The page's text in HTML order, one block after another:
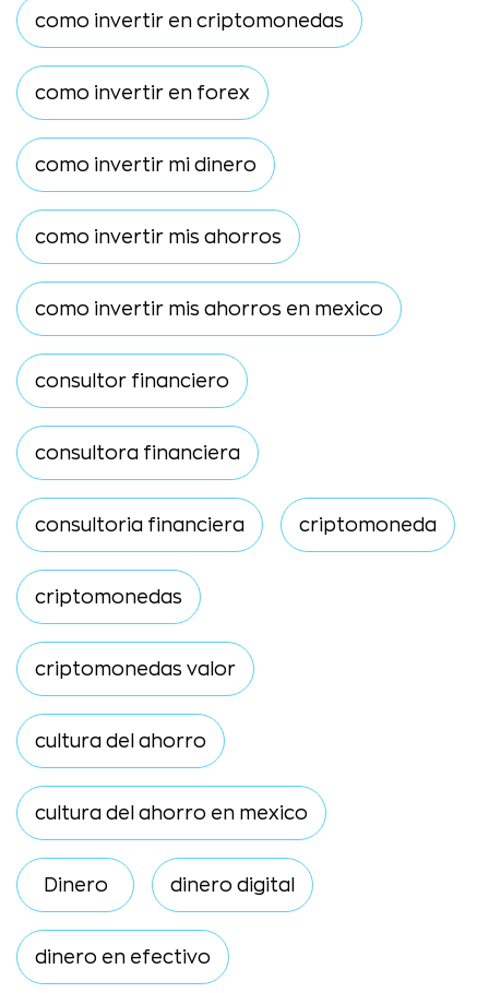
como invertir en criptomonedas
como invertir en forex
como invertir mi dinero
como invertir mis ahorros
como invertir mis ahorros en mexico
consultor financiero
consultora financiera
consultoria financiera criptomoneda
criptomonedas
criptomonedas valor
cultura del ahorro
cultura del ahorro en mexico
Dinero dinero digital
dinero en efectivo